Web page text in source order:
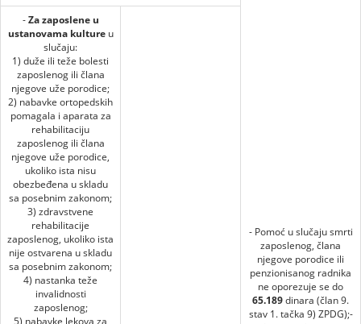
- Pomoć u slučaju smrti
zaposlenog, člana
njegove porodice ili
penzionisanog radnika
ne oporezuje se do
65.189dinara (član 9.
stav 1. tačka 9) ZPDG);-
-Za zaposlene u
ustanovama kultureu
slučaju:
1) duže ili teže bolesti
zaposlenog ili člana
njegove uže porodice;
2) nabavke ortopedskih
pomagala i aparata za
rehabilitaciju
zaposlenog ili člana
njegove uže porodice,
ukoliko ista nisu
obezbeđena u skladu
sa posebnim zakonom;
3) zdravstvene
rehabilitacije
zaposlenog, ukoliko ista
nije ostvarena u skladu
sa posebnim zakonom;
4) nastanka teže
invalidnosti
zaposlenog;
5) nabavke lekova za